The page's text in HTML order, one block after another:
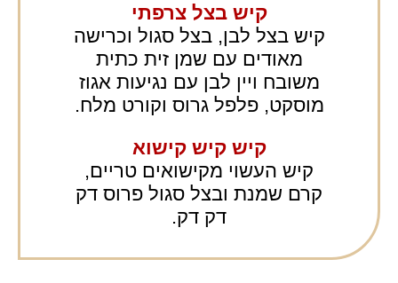
קיש בצל צרפתי
קיש בצל לבן, בצל סגול וכרישה
מאודים עם שמן זית כתית
משובח ויין לבן עם נגיעות אגוז
מוסקט, פלפל גרוס וקורט מלח.
קיש קיש קישוא
קיש העשוי מקישואים טריים,
קרם שמנת ובצל סגול פרוס דק
דק דק.